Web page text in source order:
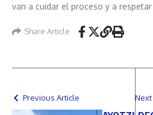
van a cuidar el proceso y a
Share Article
Previous Article